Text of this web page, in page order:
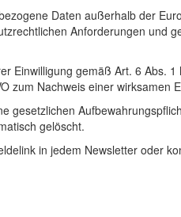
Daten außerhalb der
Anforderungen und
Einwilligung gemäß Art. 6 Abs. 1
zum Nachweis einer wirksamen
gesetzlichen
gelöscht.
in jedem Newsletter oder